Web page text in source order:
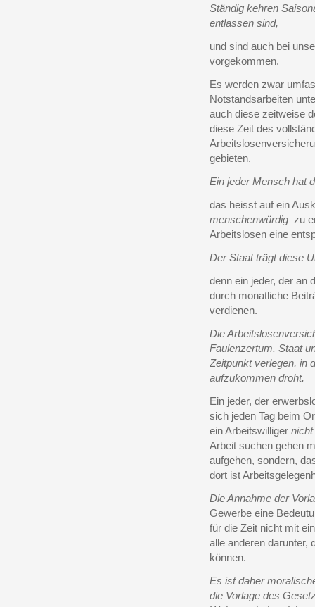
Ständig kehren
entlassen sind,
und sind auch bei
vorgekommen.
Es werden zwar
Notstandsarbeiten
auch diese zeitweise
diese Zeit des
gebieten.
Ein jeder Mensch hat
das heisst auf ein
menschenwürdig zu
Arbeitslosen eine
Der Staat trägt diese
denn ein jeder, der an
durch monatliche
verdienen.
Die
Faulenzertum. Staat
Zeitpunkt verlegen, in
aufzukommen droht.
Ein jeder, der
sich jeden Tag beim
ein Arbeitswilliger
Arbeit suchen gehen
aufgehen, sondern,
dort ist
Die Annahme der
Gewerbe eine
für die Zeit nicht mit
alle anderen darunter,
können.
Es ist daher
die Vorlage des